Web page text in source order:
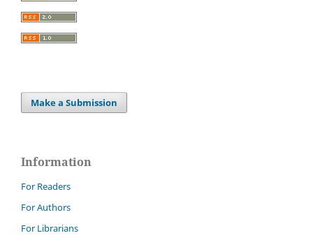
Make a Submission
Information
For Readers
For Authors
For Librarians